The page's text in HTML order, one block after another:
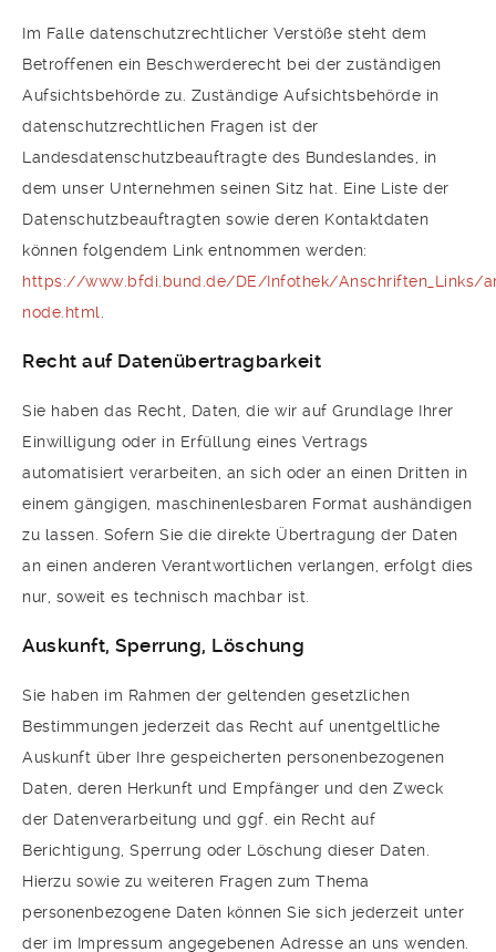
Im Falle datenschutzrechtlicher Verstöße steht dem
Betroffenen ein Beschwerderecht bei der zuständigen
Aufsichtsbehörde zu. Zuständige Aufsichtsbehörde in
datenschutzrechtlichen Fragen ist der
Landesdatenschutzbeauftragte des Bundeslandes, in
dem unser Unternehmen seinen Sitz hat. Eine Liste der
Datenschutzbeauftragten sowie deren Kontaktdaten
können folgendem Link entnommen werden:
https://www.bfdi.bund.de/DE/Infothek/Anschriften_Links/
node.html
Recht auf Datenübertragbarkeit
Sie haben das Recht, Daten, die wir auf Grundlage Ihrer
Einwilligung oder in Erfüllung eines Vertrags
automatisiert verarbeiten, an sich oder an einen Dritten in
einem gängigen, maschinenlesbaren Format aushändigen
zu lassen. Sofern Sie die direkte Übertragung der Daten
an einen anderen Verantwortlichen verlangen, erfolgt dies
nur, soweit es technisch machbar ist.
Auskunft, Sperrung, Löschung
Sie haben im Rahmen der geltenden gesetzlichen
Bestimmungen jederzeit das Recht auf unentgeltliche
Auskunft über Ihre gespeicherten personenbezogenen
Daten, deren Herkunft und Empfänger und den Zweck
der Datenverarbeitung und ggf. ein Recht auf
Berichtigung, Sperrung oder Löschung dieser Daten.
Hierzu sowie zu weiteren Fragen zum Thema
personenbezogene Daten können Sie sich jederzeit unter
der im Impressum angegebenen Adresse an uns wenden.